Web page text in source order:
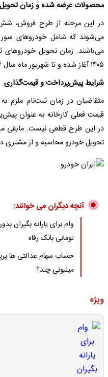
محصولات عرضه شده و زمان تحویل
در این مرحله از طرح فروش،
می‌باشند. زمان تحویل خودرو‌های
۱۴۰۵ آغاز شده و تا شهریور ماه سال ۱۴۰۶ ادامه خواهد داشت.
شرایط پیش‌پرداخت و قیمت‌گذاری
قیمت فعلی کارخانه به عنوان
در این طرح قطعی نیست. مابقی
تحویل خودرو محاسبه و از مشتری
آنچه دیگران می خوانند:
تومانی بانک رفاه
حساب سهام عدالتی ها
میلیونی چند؟
ویژه